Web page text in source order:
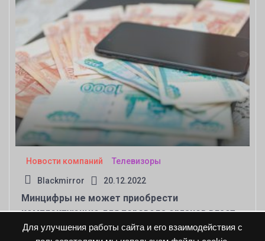
Для улучшения работы сайта и его взаимодействия с
Новости компаний Телевизоры
Blackmirror 20.12.2022
Минцифры не может приобрести
комплектующие для перевода органов власти
на смартфоны с российской ОС